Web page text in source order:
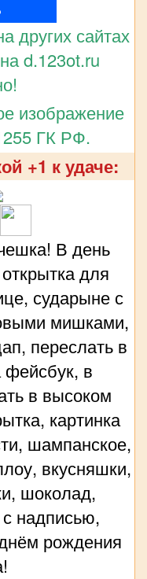
других сайтах
d.123ot.ru
изображение
ГК РФ.
+1 к удаче:
В день
для
сударыне с
мишками,
переслать в
фейсбук, в
в высоком
картинка
шампанское,
вкусняшки,
шоколад,
надписью,
рождения